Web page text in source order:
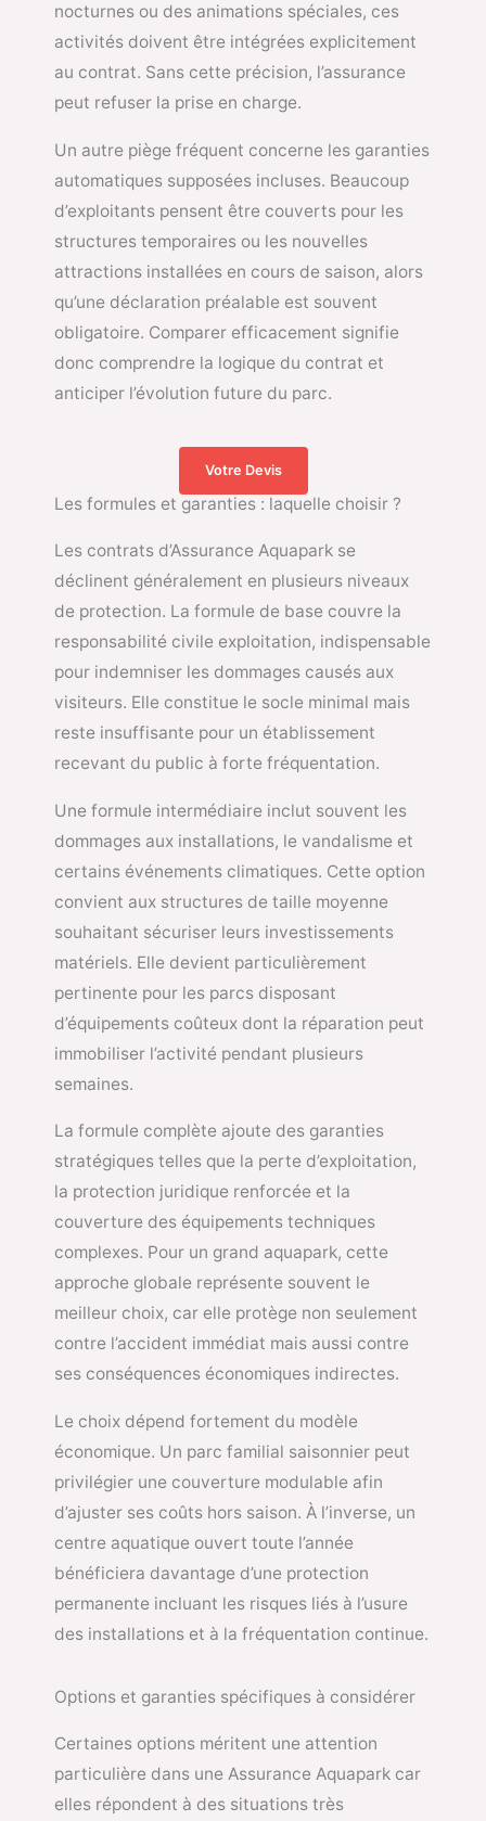
nocturnes ou des animations spéciales, ces
activités doivent être intégrées explicitement
au contrat. Sans cette précision, l’assurance
peut refuser la prise en charge.
Un autre piège fréquent concerne les garanties
automatiques supposées incluses. Beaucoup
d’exploitants pensent être couverts pour les
structures temporaires ou les nouvelles
attractions installées en cours de saison, alors
qu’une déclaration préalable est souvent
obligatoire. Comparer efficacement signifie
donc comprendre la logique du contrat et
anticiper l’évolution future du parc.
Votre Devis
Les formules et garanties : laquelle choisir ?
Les contrats d’Assurance Aquapark se
déclinent généralement en plusieurs niveaux
de protection. La formule de base couvre la
responsabilité civile exploitation, indispensable
pour indemniser les dommages causés aux
visiteurs. Elle constitue le socle minimal mais
reste insuffisante pour un établissement
recevant du public à forte fréquentation.
Une formule intermédiaire inclut souvent les
dommages aux installations, le vandalisme et
certains événements climatiques. Cette option
convient aux structures de taille moyenne
souhaitant sécuriser leurs investissements
matériels. Elle devient particulièrement
pertinente pour les parcs disposant
d’équipements coûteux dont la réparation peut
immobiliser l’activité pendant plusieurs
semaines.
La formule complète ajoute des garanties
stratégiques telles que la perte d’exploitation,
la protection juridique renforcée et la
couverture des équipements techniques
complexes. Pour un grand aquapark, cette
approche globale représente souvent le
meilleur choix, car elle protège non seulement
contre l’accident immédiat mais aussi contre
ses conséquences économiques indirectes.
Le choix dépend fortement du modèle
économique. Un parc familial saisonnier peut
privilégier une couverture modulable afin
d’ajuster ses coûts hors saison. À l’inverse, un
centre aquatique ouvert toute l’année
bénéficiera davantage d’une protection
permanente incluant les risques liés à l’usure
des installations et à la fréquentation continue.
Options et garanties spécifiques à considérer
Certaines options méritent une attention
particulière dans une Assurance Aquapark car
elles répondent à des situations très